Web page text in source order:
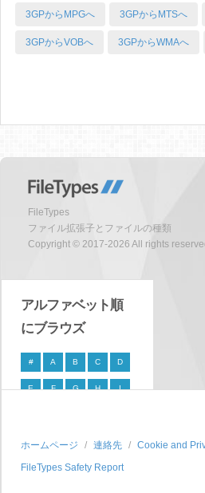
3GPからMPGへ 3GPからMTSへ
3GPからVOBへ 3GPからWMAへ
FileTypes
ファイル拡張子とファイルの種類
Copyright © 2017-2026 All rights
アルファベット順
にブラウズ
# A B C D
E F G H I
P Q R S
T U V W X
ホームページ 連絡先
Cookie and
FileTypes Safety Report